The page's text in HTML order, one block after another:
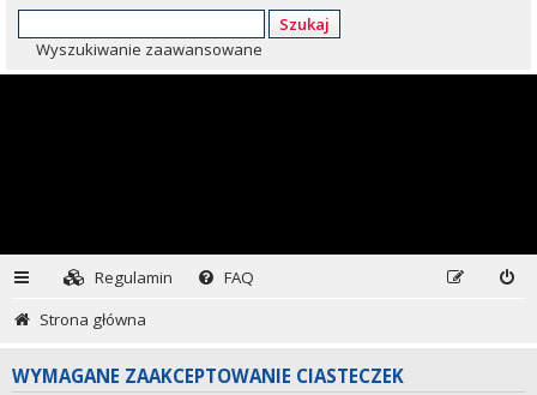
Szukaj
Wyszukiwanie zaawansowane
Regulamin
FAQ
Strona główna
WYMAGANE ZAAKCEPTOWANIE CIASTECZEK